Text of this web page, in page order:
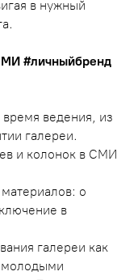
в нужный
#личныйбренд
ведения, из
галереи.
и колонок в СМИ
о
в
галереи как
молодыми